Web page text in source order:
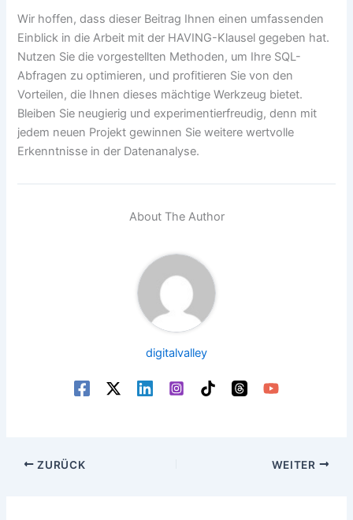
Wir hoffen, dass dieser Beitrag Ihnen einen umfassenden
Einblick in die Arbeit mit der HAVING-Klausel gegeben hat.
Nutzen Sie die vorgestellten Methoden, um Ihre SQL-
Abfragen zu optimieren, und profitieren Sie von den
Vorteilen, die Ihnen dieses mächtige Werkzeug bietet.
Bleiben Sie neugierig und experimentierfreudig, denn mit
jedem neuen Projekt gewinnen Sie weitere wertvolle
Erkenntnisse in der Datenanalyse.
About The Author
digitalvalley
ZURÜCK WEITER